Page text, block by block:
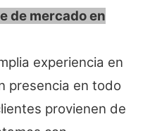
de mercado en
experiencia en
presencia en todo
provienen de